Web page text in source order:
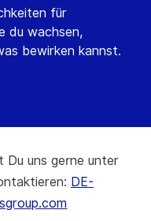
für
du wachsen,
bewirken kannst.
Du uns gerne unter
DE-